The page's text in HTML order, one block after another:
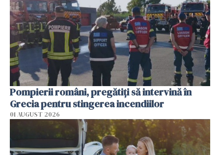
Pompierii români, pregătiţi să intervină în
Grecia pentru stingerea incendiilor
01 AUGUST 2026